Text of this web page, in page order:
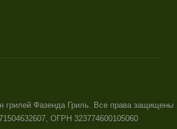
грилей Фазенда Гриль. Все права защищены
ОГРН 323774600105060